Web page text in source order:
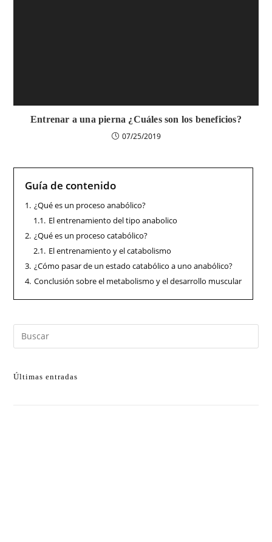
Entrenar a una pierna ¿Cuáles son los beneficios?
07/25/2019
Guía de contenido
1. ¿Qué es un proceso anabólico?
1.1. El entrenamiento del tipo anabolico
2. ¿Qué es un proceso catabólico?
2.1. El entrenamiento y el catabolismo
3. ¿Cómo pasar de un estado catabólico a uno anabólico?
4. Conclusión sobre el metabolismo y el desarrollo muscular
Últimas entradas